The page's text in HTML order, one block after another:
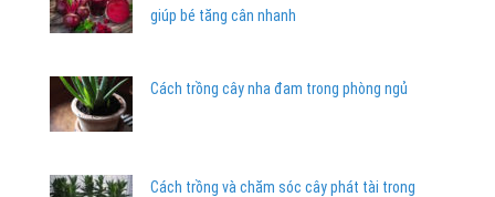
giúp bé tăng cân nhanh
Cách trồng cây nha đam trong phòng ngủ
Cách trồng và chăm sóc cây phát tài trong